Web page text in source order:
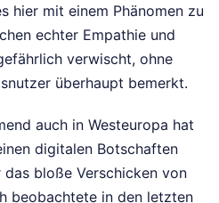
hier mit einem Phänomen zu
echter Empathie und
verwischt, ohne
überhaupt bemerkt.
auch in Westeuropa hat
digitalen Botschaften
bloße Verschicken von
beobachtete in den letzten